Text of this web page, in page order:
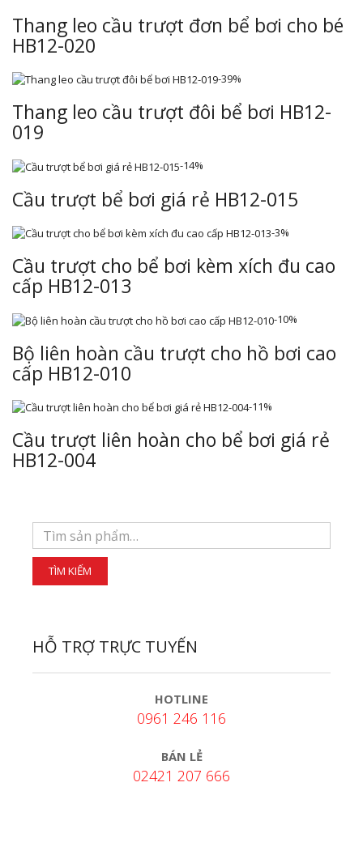
Thang leo cầu trượt đơn bể bơi cho bé
HB12-020
-39%
Thang leo cầu trượt đôi bể bơi HB12-
019
-14%
Cầu trượt bể bơi giá rẻ HB12-015
-3%
Cầu trượt cho bể bơi kèm xích đu cao
cấp HB12-013
-10%
Bộ liên hoàn cầu trượt cho hồ bơi cao
cấp HB12-010
-11%
Cầu trượt liên hoàn cho bể bơi giá rẻ
HB12-004
HỖ TRỢ TRỰC TUYẾN
HOTLINE
0961 246 116
BÁN LẺ
02421 207 666